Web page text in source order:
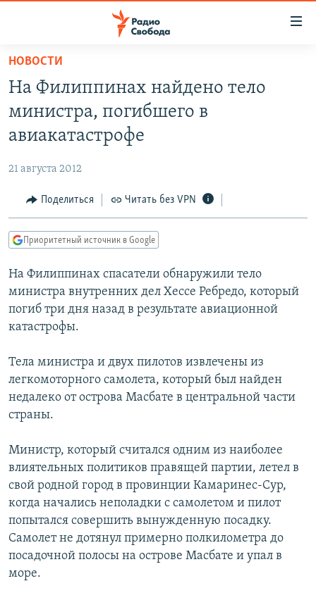
упрощенного
доступа
основному
Вернутся
Вернутся
поиску
АВТОРСКИЕ ПРОЕКТЫ
МНЕНИЯ
КУЛЬТУРА
КАВКАЗ.РЕАЛИИ
СЕВЕР.РЕАЛИИ
СИБИРЬ.РЕАЛИИ
РАСПИСАНИЕ ВЕЩАНИЯ
ПОДПИШИТЕСЬ НА РАССЫЛКУ
Все сайты РСЕ/РС
НОВОСТИ
На Филиппинах найдено тело
министра, погибшего в
авиакатастрофе
21 августа 2012
Поделиться Читать без VPN
Приоритетный источник в Google
На Филиппинах спасатели обнаружили тело
министра внутренних дел Хессе Ребредо, который
погиб три дня назад в результате авиационной
катастрофы.
Тела министра и двух пилотов извлечены из
легкомоторного самолета, который был найден
недалеко от острова Масбате в центральной части
страны.
Министр, который считался одним из наиболее
влиятельных политиков правящей партии, летел в
свой родной город в провинции Камаринес-Сур,
когда начались неполадки с самолетом и пилот
попытался совершить вынужденную посадку.
Самолет не дотянул примерно полкилометра до
посадочной полосы на острове Масбате и упал в
море.